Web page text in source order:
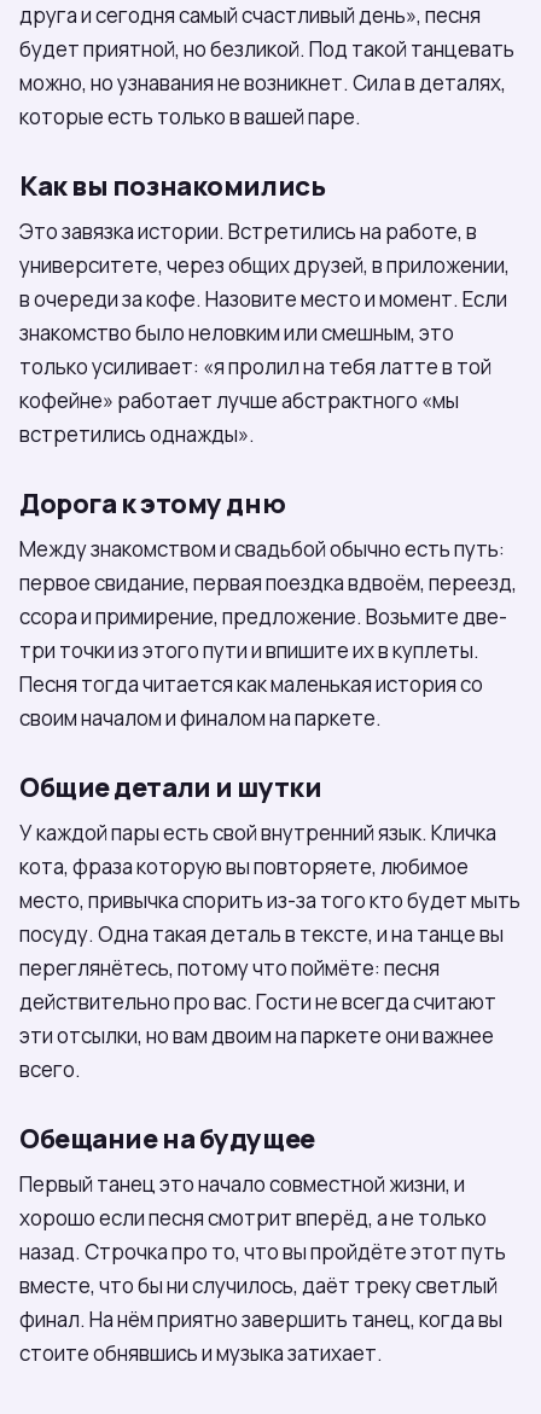
друга и сегодня самый счастливый день», песня
будет приятной, но безликой. Под такой танцевать
можно, но узнавания не возникнет. Сила в деталях,
которые есть только в вашей паре.
Как вы познакомились
Это завязка истории. Встретились на работе, в
университете, через общих друзей, в приложении,
в очереди за кофе. Назовите место и момент. Если
знакомство было неловким или смешным, это
только усиливает: «я пролил на тебя латте в той
кофейне» работает лучше абстрактного «мы
встретились однажды».
Дорога к этому дню
Между знакомством и свадьбой обычно есть путь:
первое свидание, первая поездка вдвоём, переезд,
ссора и примирение, предложение. Возьмите две-
три точки из этого пути и впишите их в куплеты.
Песня тогда читается как маленькая история со
своим началом и финалом на паркете.
Общие детали и шутки
У каждой пары есть свой внутренний язык. Кличка
кота, фраза которую вы повторяете, любимое
место, привычка спорить из-за того кто будет мыть
посуду. Одна такая деталь в тексте, и на танце вы
переглянётесь, потому что поймёте: песня
действительно про вас. Гости не всегда считают
эти отсылки, но вам двоим на паркете они важнее
всего.
Обещание на будущее
Первый танец это начало совместной жизни, и
хорошо если песня смотрит вперёд, а не только
назад. Строчка про то, что вы пройдёте этот путь
вместе, что бы ни случилось, даёт треку светлый
финал. На нём приятно завершить танец, когда вы
стоите обнявшись и музыка затихает.